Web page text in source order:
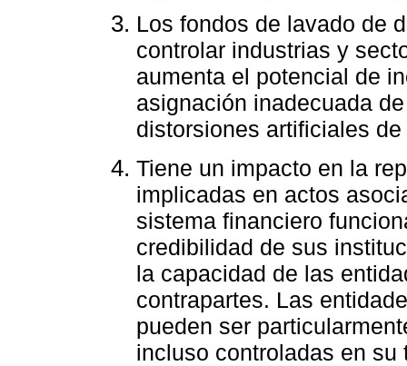
Los fondos de lavado de
controlar industrias y
aumenta el potencial de
asignación inadecuada
distorsiones artificiales
Tiene un impacto en la
implicadas en actos
sistema financiero
credibilidad de sus
la capacidad de las
contrapartes. Las
pueden ser
incluso controladas en